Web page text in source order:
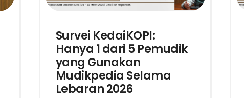
Survei KedaiKOPI:
Hanya 1 dari 5 Pemudik
yang Gunakan
Mudikpedia Selama
Lebaran 2026